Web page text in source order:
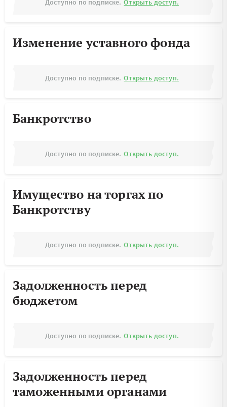
Доступно по подписке. Открыть доступ.
Изменение уставного фонда
Доступно по подписке. Открыть доступ.
Банкротство
Доступно по подписке. Открыть доступ.
Имущество на торгах по
Банкротству
Доступно по подписке. Открыть доступ.
Задолженность перед
бюджетом
Доступно по подписке. Открыть доступ.
Задолженность перед
таможенными органами